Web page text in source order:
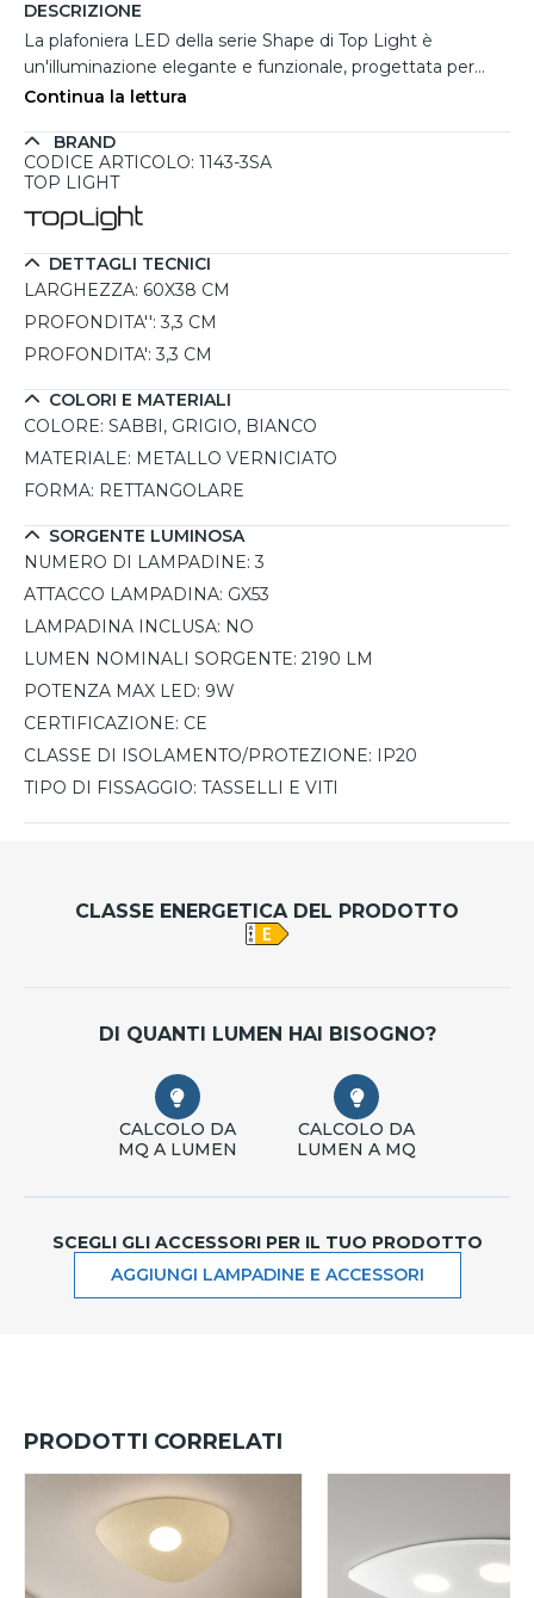
DESCRIZIONE
La plafoniera LED della serie Shape di Top Light è
un'illuminazione elegante e funzionale, progettata per
ambienti di medie dimensioni come cucine, corridoi,
color sabbia, con la possibilità di scegliere anche tra le
varianti grigio o bianco, questa plafoniera a 3 luci è perfetta
prodotti della stessa collezione. Grazie all'attacco GX53,
consente l'inserimento di lampadine intercambiabili,
facilmente reperibili sul mercato, e garantisce
un'illuminazione diretta verso il basso, con una resa
luminosa di 2190 lumen. La sua estetica moderna si sposa
perfettamente con il design minimalista, mentre la
Un'ottima scelta per chi cerca una soluzione versatile e di
qualità per l'illuminazione di ogni ambiente.
Continua la lettura
BRAND
CODICE ARTICOLO: 1143-3SA
TOP LIGHT
DETTAGLI TECNICI
LARGHEZZA: 60X38 CM
PROFONDITA'': 3,3 CM
PROFONDITA': 3,3 CM
COLORI E MATERIALI
COLORE: SABBI, GRIGIO, BIANCO
MATERIALE: METALLO VERNICIATO
FORMA: RETTANGOLARE
SORGENTE LUMINOSA
NUMERO DI LAMPADINE: 3
ATTACCO LAMPADINA: GX53
LAMPADINA INCLUSA: NO
LUMEN NOMINALI SORGENTE: 2190 LM
POTENZA MAX LED: 9W
CERTIFICAZIONE: CE
CLASSE DI ISOLAMENTO/PROTEZIONE:
IP20
TIPO DI FISSAGGIO: TASSELLI E VITI
CLASSE ENERGETICA DEL PRODOTTO
DI QUANTI LUMEN HAI BISOGNO?
CALCOLO DA
MQ A LUMEN
CALCOLO DA
LUMEN A MQ
SCEGLI GLI ACCESSORI PER IL TUO PRODOTTO
AGGIUNGI LAMPADINE E ACCESSORI
PRODOTTI CORRELATI